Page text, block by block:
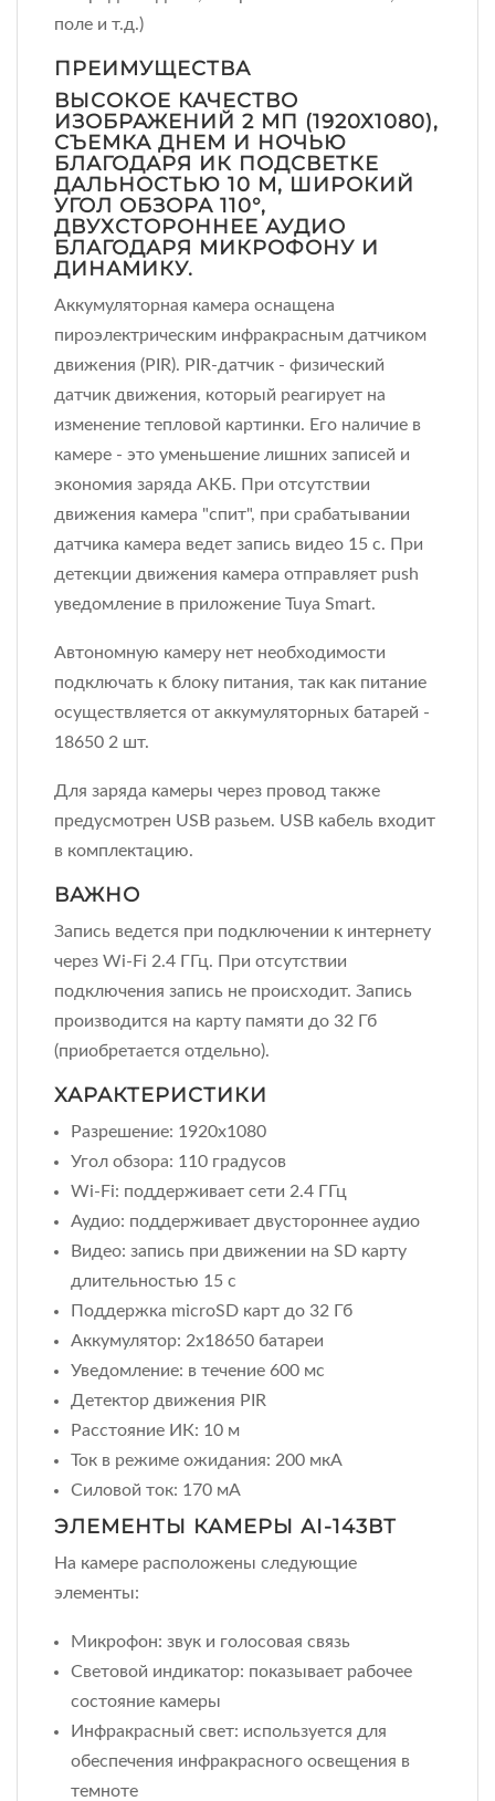
поле и т.д.)
ПРЕИМУЩЕСТВА
ВЫСОКОЕ КАЧЕСТВО
ИЗОБРАЖЕНИЙ 2 МП (1920Х1080),
СЪЕМКА ДНЕМ И НОЧЬЮ
БЛАГОДАРЯ ИК ПОДСВЕТКЕ
ДАЛЬНОСТЬЮ 10 М, ШИРОКИЙ
УГОЛ ОБЗОРА 110°,
ДВУХСТОРОННЕЕ АУДИО
БЛАГОДАРЯ МИКРОФОНУ И
ДИНАМИКУ.
Аккумуляторная камера оснащена
пироэлектрическим инфракрасным датчиком
движения (PIR). PIR-датчик - физический
датчик движения, который реагирует на
изменение тепловой картинки. Его наличие в
камере - это уменьшение лишних записей и
экономия заряда АКБ. При отсутствии
движения камера "спит", при срабатывании
датчика камера ведет запись видео 15 с. При
детекции движения камера отправляет push
уведомление в приложение Tuya Smart.
Автономную камеру нет необходимости
подключать к блоку питания, так как питание
осуществляется от аккумуляторных батарей -
18650 2 шт.
Для заряда камеры через провод также
предусмотрен USB разьем. USB кабель входит
в комплектацию.
ВАЖНО
Запись ведется при подключении к интернету
через Wi-Fi 2.4 ГГц. При отсутствии
подключения запись не происходит. Запись
производится на карту памяти до 32 Гб
(приобретается отдельно).
ХАРАКТЕРИСТИКИ
Разрешение: 1920x1080
Угол обзора: 110 градусов
Wi-Fi: поддерживает сети 2.4 ГГц
Аудио: поддерживает двустороннее аудио
Видео: запись при движении на SD карту
длительностью 15 с
Поддержка microSD карт до 32 Гб
Аккумулятор: 2x18650 батареи
Уведомление: в течение 600 мс
Детектор движения PIR
Расстояние ИК: 10 м
Ток в режиме ожидания: 200 мкА
Силовой ток: 170 мА
ЭЛЕМЕНТЫ КАМЕРЫ АІ-143ВТ
На камере расположены следующие
элементы:
Микрофон: звук и голосовая связь
Световой индикатор: показывает рабочее
состояние камеры
Инфракрасный свет: используется для
обеспечения инфракрасного освещения в
темноте